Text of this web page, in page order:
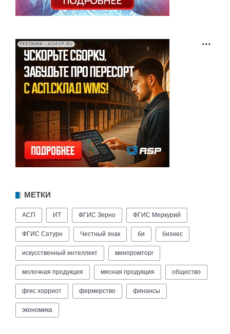
РЕКЛАМА • AOASP.RU
МЕТКИ
АСП ИТ ФГИС Зерно ФГИС Меркурий
ФГИС Сатурн Честный знак би бизнес
искусственный интеллект минпромторг
молочная продукция мясная продукция общество
фгис хорриот фермерство финансы
экономика